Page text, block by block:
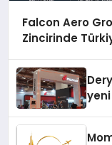
Falcon Aero
Zincirinde